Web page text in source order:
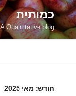
דילוג
לתוכן
כמותית
A Quantitative blog
חודש: מאי 2025